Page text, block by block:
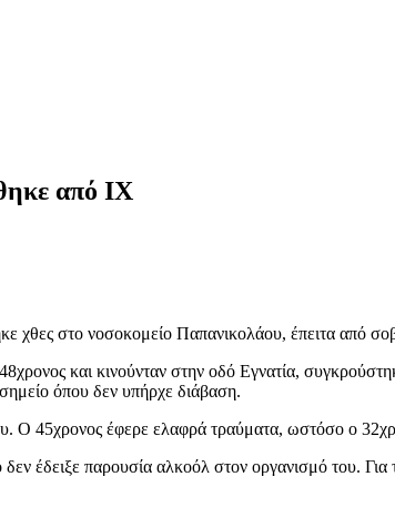
από ΙΧ
χθες στο νοσοκομείο Παπανικολάου, έπειτα από
και κινούνταν στην οδό Εγνατία,
όπου δεν υπήρχε διάβαση.
Ο 45χρονος έφερε ελαφρά τραύματα, ωστόσο ο
έδειξε παρουσία αλκοόλ στον οργανισμό του. Για